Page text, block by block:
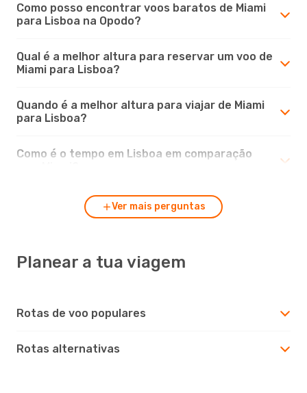
Como posso encontrar voos baratos de Miami
para Lisboa na Opodo?
Qual é a melhor altura para reservar um voo de
Miami para Lisboa?
Quando é a melhor altura para viajar de Miami
para Lisboa?
Como é o tempo em Lisboa em comparação
Ver mais perguntas
Planear a tua viagem
Rotas de voo populares
Rotas alternativas